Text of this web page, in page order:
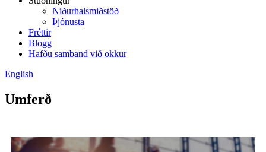
Niðurhalsmiðstöð
Þjónusta
Fréttir
Blogg
Hafðu samband við okkur
English
Umferð